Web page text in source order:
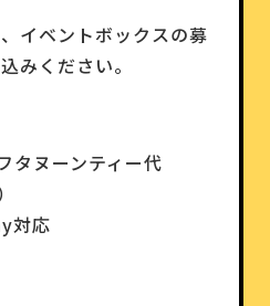
イベントボックスの募
みください。
タヌーンティー代
対応